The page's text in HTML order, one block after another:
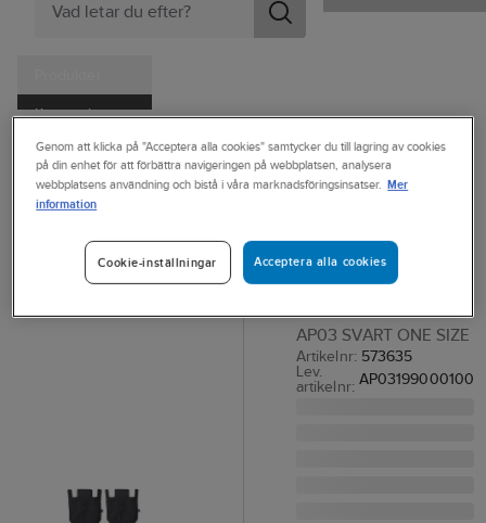
Kampanjer
Tjänster
Kataloger
Ahlsell Produkter Personligt skydd Kläder
Övrigt
Verktygsbälten & Materialfickor
Hängficka
Texstar AP03
AP03 SVART ONE SIZE
Artikelnr: 573635
Lev.
artikelnr: AP03199000100
Genom att klicka på "Acceptera alla cookies" samtycker du till lagring av cookies
på din enhet för att förbättra navigeringen på webbplatsen, analysera
webbplatsens användning och bistå i våra marknadsföringsinsatser. Mer
information
Acceptera alla cookies
Cookie-inställningar